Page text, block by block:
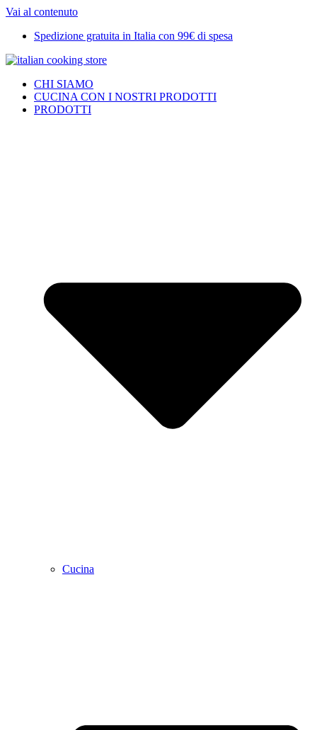
Vai al contenuto
Spedizione gratuita in Italia con 99€ di spesa
CHI SIAMO
CUCINA CON I NOSTRI PRODOTTI
PRODOTTI
Cucina